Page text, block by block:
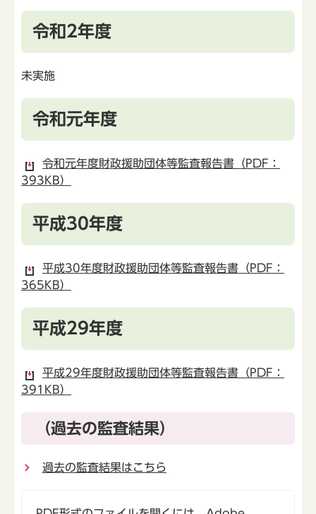
令和2年度
未実施
令和元年度
令和元年度財政援助団体等監査報告書（PDF：
393KB）
平成30年度
平成30年度財政援助団体等監査報告書（PDF：
365KB）
平成29年度
平成29年度財政援助団体等監査報告書（PDF：
391KB）
（過去の監査結果）
過去の監査結果はこちら